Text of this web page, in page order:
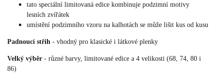
tato speciální limitovaná edice kombinuje podzimní motivy
lesních zvířátek
umístění podzimního vzoru na kalhotách se může lišit kus od kusu
Padnoucí střih - vhodný pro klasické i látkové plenky
Velký výběr - různé barvy, limitované edice a 4 velikosti (68, 74, 80 i
86)